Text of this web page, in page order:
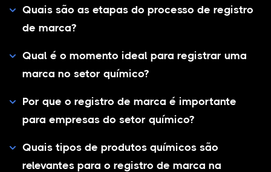
Quais são as etapas do processo de registro
de marca?
Qual é o momento ideal para registrar uma
marca no setor químico?
Por que o registro de marca é importante
para empresas do setor químico?
Quais tipos de produtos químicos são
relevantes para o registro de marca na